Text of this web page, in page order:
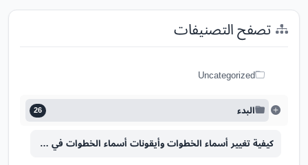
تصفح التصنيفات
Uncategorized
البدء 26
كيفية تغيير أسماء الخطوات وأيقونات أسماء الخطوات في النماذج؟